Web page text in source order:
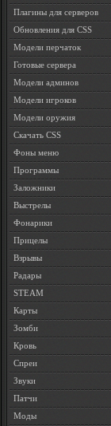
Плагины для серверов
Обновления для CSS
Модели перчаток
Готовые сервера
Модели админов
Модели игроков
Модели оружия
Скачать CSS
Фоны меню
Программы
Заложники
Выстрелы
Фонарики
Прицелы
Взрывы
Радары
STEAM
Карты
Зомби
Кровь
Спреи
Звуки
Патчи
Моды